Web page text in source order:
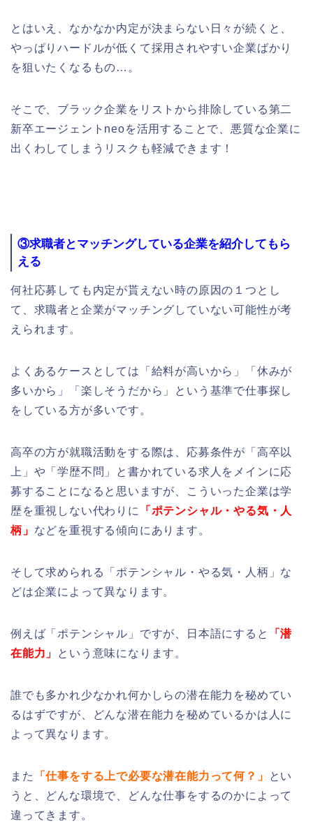
とはいえ、なかなか内定が決まらない日々が続くと、
やっぱりハードルが低くて採用されやすい企業ばかり
を狙いたくなるもの…。
そこで、ブラック企業をリストから排除している第二
新卒エージェントneoを活用することで、悪質な企業に
出くわしてしまうリスクも軽減できます！
③求職者とマッチングしている企業を紹介してもら
える
何社応募しても内定が貰えない時の原因の１つとし
て、求職者と企業がマッチングしていない可能性が考
えられます。
よくあるケースとしては「給料が高いから」「休みが
多いから」「楽しそうだから」という基準で仕事探し
をしている方が多いです。
高卒の方が就職活動をする際は、応募条件が「高卒以
上」や「学歴不問」と書かれている求人をメインに応
募することになると思いますが、こういった企業は学
歴を重視しない代わりに
「ポテンシャル・やる気・人
柄」 などを重視する傾向にあります。
そして求められる「ポテンシャル・やる気・人柄」な
どは企業によって異なります。
例えば「ポテンシャル」ですが、日本語にすると
「潜
在能力」
という意味になります。
誰でも多かれ少なかれ何かしらの潜在能力を秘めてい
るはずですが、どんな潜在能力を秘めているかは人に
よって異なります。
また 「仕事をする上で必要な潜在能力って何？」
とい
うと、どんな環境で、どんな仕事をするのかによって
違ってきます。